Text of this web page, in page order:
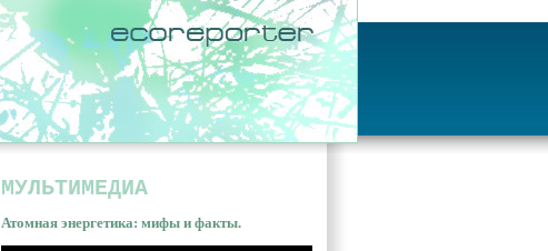
МУЛЬТИМЕДИА
Атомная энергетика: мифы и факты.